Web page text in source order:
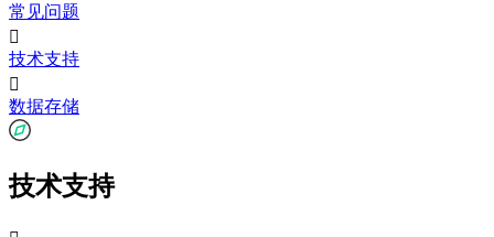
常见问题

技术支持

数据存储
技术支持